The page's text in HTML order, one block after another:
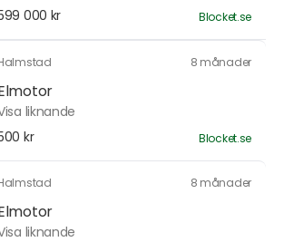
000 kr
Blocket.se
8 månader
liknande
kr
Blocket.se
8 månader
liknande